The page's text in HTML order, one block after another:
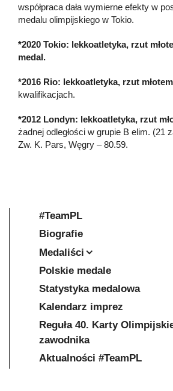
współpraca dała wymierne efekty w
medalu olimpijskiego w Tokio.
*2020 Tokio: lekkoatletyka, rzut
medal.
*2016 Rio: lekkoatletyka, rzut młotem
kwalifikacjach.
*2012 Londyn: lekkoatletyka, rzut
żadnej odległości w grupie B elim. (21
Zw. K. Pars, Węgry – 80.59.
#TeamPL
Biografie
Medaliści
Polskie medale
Statystyka medalowa
Kalendarz imprez
Reguła 40. Karty
zawodnika
Aktualności #TeamPL